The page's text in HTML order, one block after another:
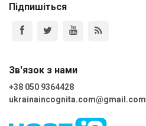
Підпишіться
Зв'язок з нами
+38 050 9364428
ukrainaincognita.com@gmail.com